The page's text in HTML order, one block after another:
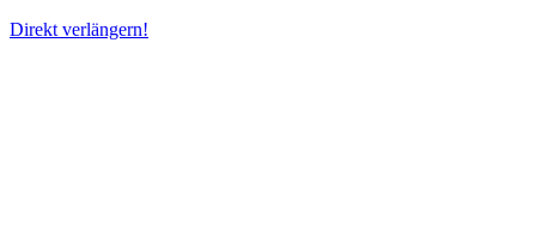
Direkt verlängern!